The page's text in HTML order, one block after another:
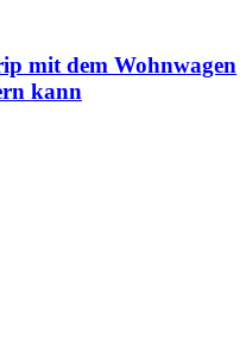
mit dem Wohnwagen
kann